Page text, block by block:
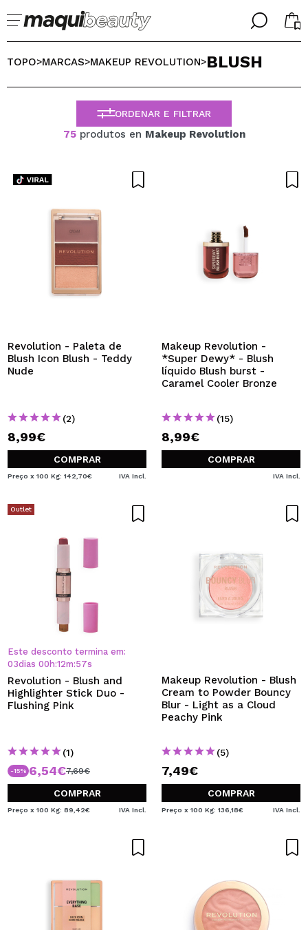
╳
BIENVENIDX!
Esqueceu-se da palavra-passe?
Eu não tenho uma conta aqui
Ao criar uma conta no Maquibeauty.pt pode fazer as suas
compras rapidamente, verificar o estado das suas
encomendas e consultar as suas operações anteriores.
CRIAR CONTA
╳
SELECIONE O SEU IDIOMA
PORTUGUESE
ESPAÑOL
ENGLISH
FRANCES
ITALIANO
TOPO>MARCAS>MAKEUP REVOLUTION>BLUSH
ORDENAR E FILTRAR
75produtos en Makeup Revolution
Revolution - Paleta de
Blush Icon Blush - Teddy
Nude
(2)
8,99€
COMPRAR
Preço x 100 Kg: 142,70€ IVA Incl.
Makeup Revolution -
*Super Dewy* - Blush
líquido Blush burst -
Caramel Cooler Bronze
(15)
8,99€
COMPRAR
IVA Incl.
Outlet
Este desconto termina em:
03dias 00 h:12m:56s
Revolution - Blush and
Highlighter Stick Duo -
Flushing Pink
(1)
-15% 6,54€7,69€
COMPRAR
Preço x 100 Kg: 89,42€ IVA Incl.
Makeup Revolution - Blush
Cream to Powder Bouncy
Blur - Light as a Cloud
Peachy Pink
(5)
7,49€
COMPRAR
Preço x 100 Kg: 136,18€ IVA Incl.